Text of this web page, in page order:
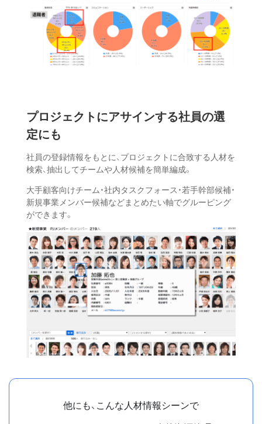
プロジェクトにアサインする社員の選
定にも
社員の登録情報をもとに、プロジェクトに合致する人材を
検索、抽出してチームや人材候補を簡単編成。
大手顧客向けチーム・社内タスクフォース・若手幹部候補・
新規事業メンバー候補などまとめたい軸でグルーピング
ができます。
他にも、こんな人材情報シーンで